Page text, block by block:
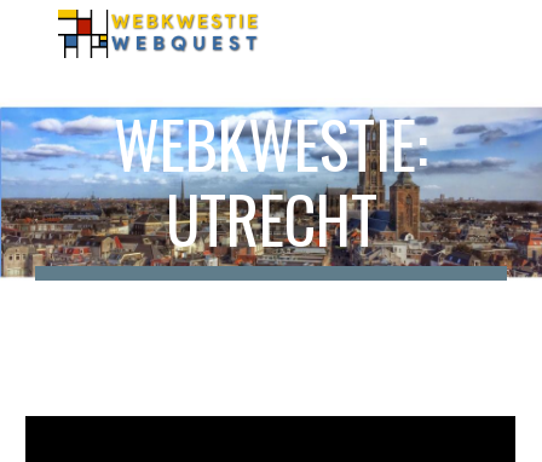
Skip to main content
WEBKWESTIE:
UTRECHT